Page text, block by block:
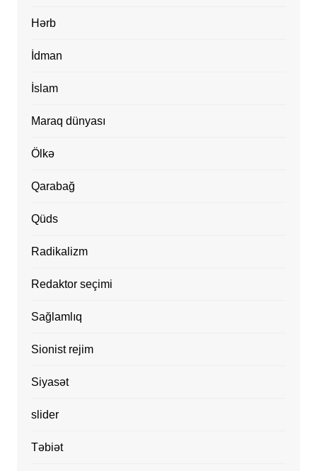
Hərb
İdman
İslam
Maraq dünyası
Ölkə
Qarabağ
Qüds
Radikalizm
Redaktor seçimi
Sağlamlıq
Sionist rejim
Siyasət
slider
Təbiət